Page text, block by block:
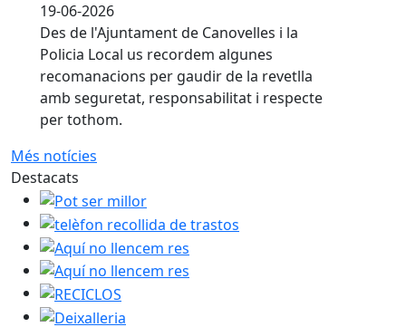
19-06-2026
Des de l'Ajuntament de Canovelles i la
Policia Local us recordem algunes
recomanacions per gaudir de la revetlla
amb seguretat, responsabilitat i respecte
per tothom.
Més notícies
Destacats
Pot ser millor
telèfon recollida de trastos
Aquí no llencem res
Aquí no llencem res
RECICLOS
Deixalleria